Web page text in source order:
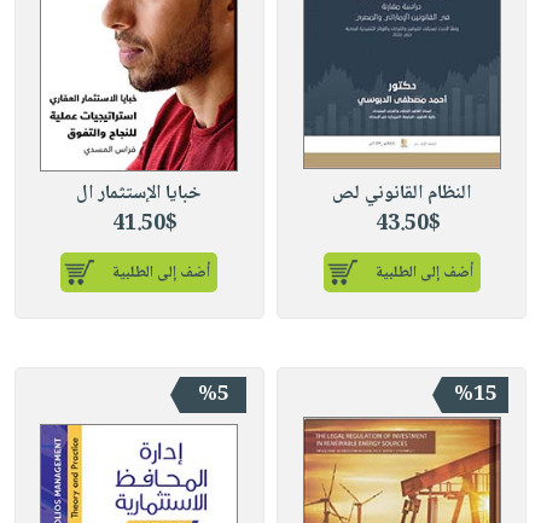
النظام القانوني لص
43.50$
أضف إلى الطلبية
خبايا الإستثمار ال
41.50$
أضف إلى الطلبية
%15
%5